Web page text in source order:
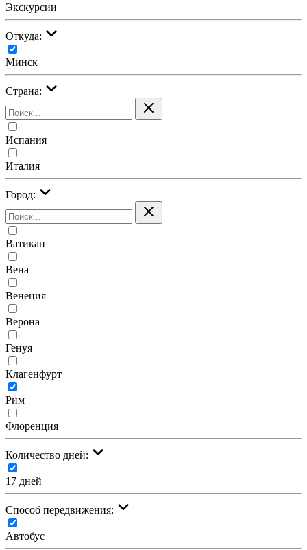
Экскурсии
Откуда:
Минск
Страна:
Испания
Италия
Город:
Ватикан
Вена
Венеция
Верона
Генуя
Клагенфурт
Рим
Флоренция
Количество дней:
17 дней
Cпособ передвижения:
Автобус